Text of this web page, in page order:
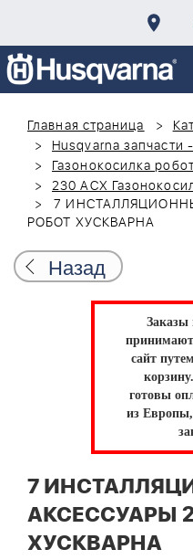
Главная страница
Husqvarna
Газонокосилка
230 ACX
7
РОБОТ ХУСКВАРНА
Назад
Заказы
сайт
корзину.
готовы
из Европы,
7
АКСЕССУАРЫ
ХУСКВАРНА